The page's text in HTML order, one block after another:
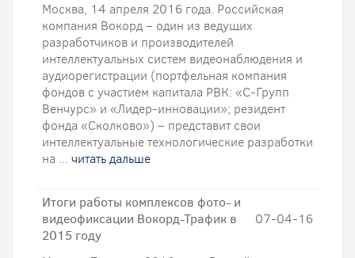
Москва, 14 апреля 2016 года. Российская
компания Вокорд – один из ведущих
разработчиков и производителей
интеллектуальных систем видеонаблюдения и
аудиорегистрации (портфельная компания
фондов с участием капитала РВК: «С-Групп
Венчурс» и «Лидер-инновации»; резидент
фонда «Сколково») – представит свои
интеллектуальные технологические разработки
на ... читать дальше
Итоги работы комплексов фото- и
видеофиксации Вокорд-Трафик в
2015 году
07-04-16